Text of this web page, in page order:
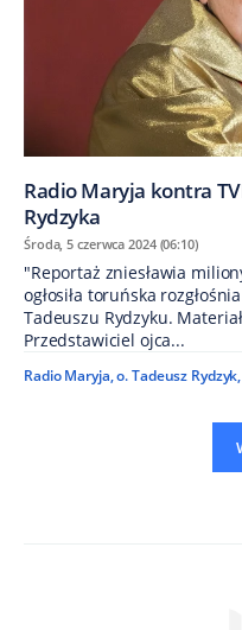
Radio Maryja kontra
Rydzyka
Środa, 5 czerwca 2024 (06:10)
"Reportaż zniesławia
ogłosiła toruńska
Tadeuszu Rydzyku.
Przedstawiciel ojca...
Radio Maryja,o. Tadeusz Rydzyk,